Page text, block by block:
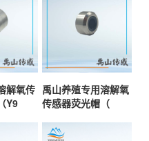
解氧传
Y9
禹山养殖专用溶解氧
传感器荧光帽（